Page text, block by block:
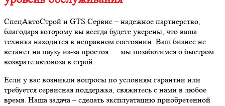
СпецАвтоСтрой и GTS Сервис – надежное партнерство,
благодаря которому вы всегда будете уверены, что ваша
техника находится в исправном состоянии. Ваш бизнес не
встанет на паузу из-за простоя — мы позаботимся о быстром
возврате автовоза в строй.
Если у вас возникли вопросы по условиям гарантии или
требуется сервисная поддержка, свяжитесь с нами в любое
время. Наша задача – сделать эксплуатацию приобретенной